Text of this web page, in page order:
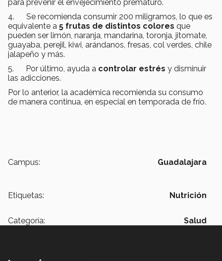
para prevenir el envejecimiento prematuro.
4. Se recomienda consumir 200 miligramos, lo que es
equivalente a 5 frutas de distintos colores que
pueden ser limón, naranja, mandarina, toronja, jitomate,
guayaba, perejil, kiwi, arándanos, fresas, col verdes, chile
jalapeño y más.
5. Por último, ayuda a controlar estrés y disminuir
las adicciones.
Por lo anterior, la académica recomienda su consumo
de manera continua, en especial en temporada de frío.
Campus: Guadalajara
Etiquetas: Nutrición
Categoría: Salud